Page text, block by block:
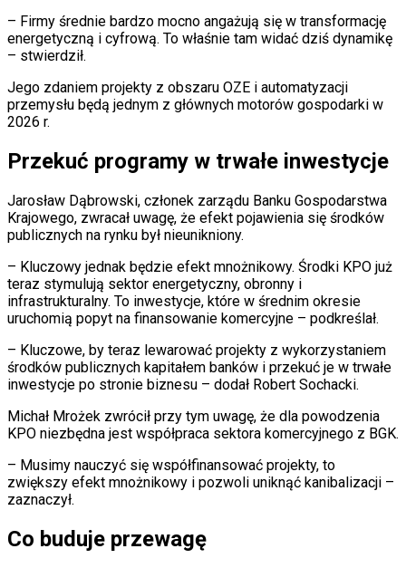
– Firmy średnie bardzo mocno angażują się w transformację
energetyczną i cyfrową. To właśnie tam widać dziś dynamikę
– stwierdził.
Jego zdaniem projekty z obszaru OZE i automatyzacji
przemysłu będą jednym z głównych motorów gospodarki w
2026 r.
Przekuć programy w trwałe inwestycje
Jarosław Dąbrowski, członek zarządu Banku Gospodarstwa
Krajowego, zwracał uwagę, że efekt pojawienia się środków
publicznych na rynku był nieunikniony.
– Kluczowy jednak będzie efekt mnożnikowy. Środki KPO już
teraz stymulują sektor energetyczny, obronny i
infrastrukturalny. To inwestycje, które w średnim okresie
uruchomią popyt na finansowanie komercyjne – podkreślał.
– Kluczowe, by teraz lewarować projekty z wykorzystaniem
środków publicznych kapitałem banków i przekuć je w trwałe
inwestycje po stronie biznesu – dodał Robert Sochacki.
Michał Mrożek zwrócił przy tym uwagę, że dla powodzenia
KPO niezbędna jest współpraca sektora komercyjnego z BGK.
– Musimy nauczyć się współfinansować projekty, to
zwiększy efekt mnożnikowy i pozwoli uniknąć kanibalizacji –
zaznaczył.
Co buduje przewagę